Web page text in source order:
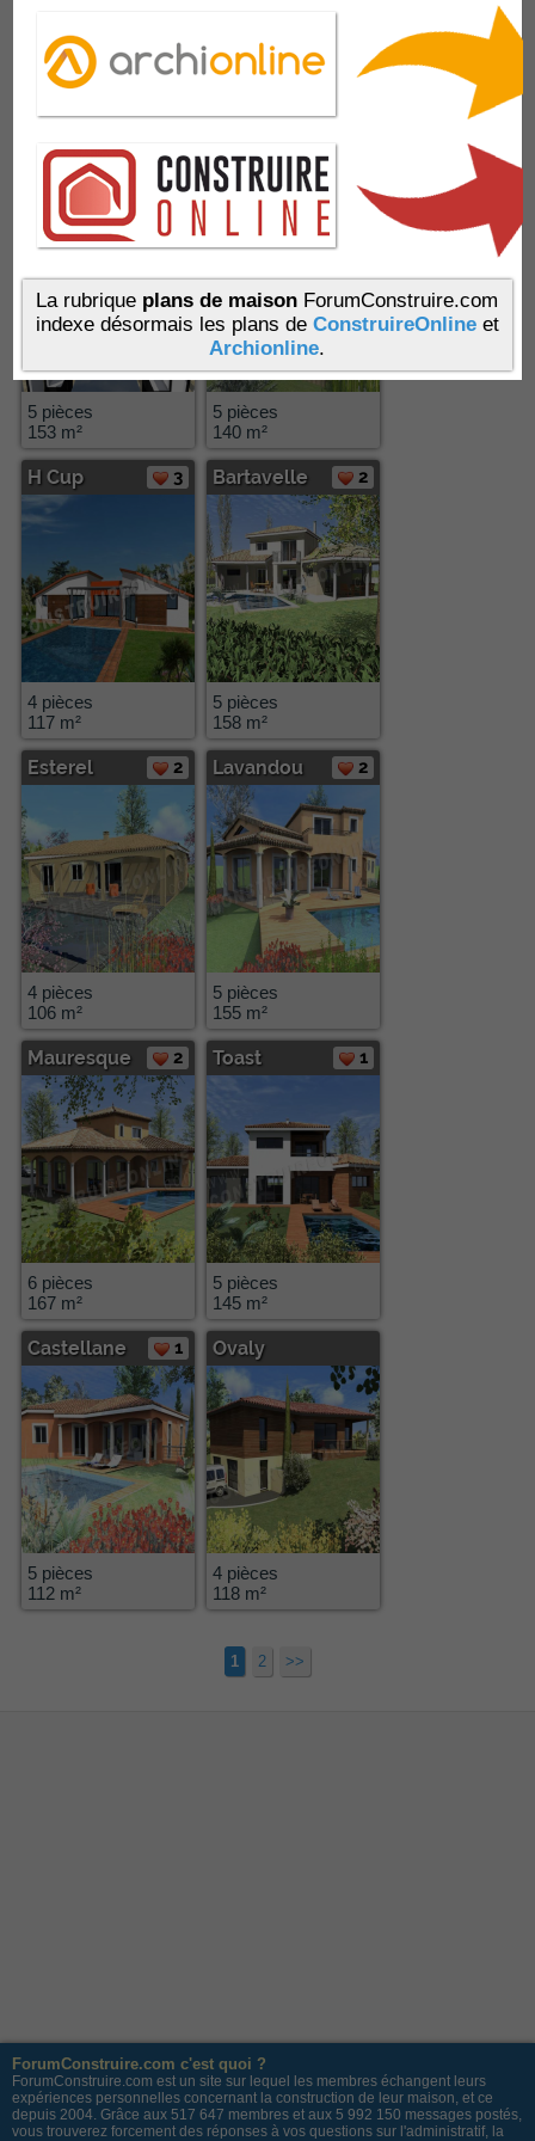
5 pièces
5 pièces
Eagle 4
5 pièces
153 m²
Cocosy 4
5 pièces
140 m²
H Cup 3
4 pièces
117 m²
Bartavelle 2
5 pièces
158 m²
Esterel 2
4 pièces
106 m²
Lavandou 2
5 pièces
155 m²
Mauresque 2
6 pièces
167 m²
Toast 1
5 pièces
145 m²
Castellane 1
5 pièces
112 m²
Ovaly
4 pièces
118 m²
1 2 >>
ForumConstruire.com c'est quoi ?
ForumConstruire.com est un site sur lequel les membres échangent leurs
expériences personnelles concernant la construction de leur maison, et ce
depuis 2004. Grâce aux 517 647 membres et aux 5 992 150 messages postés,
vous trouverez forcement des réponses à vos questions sur l'administratif, la
La rubrique plans de maison ForumConstruire.com
indexe désormais les plans de ConstruireOnline et
Archionline.